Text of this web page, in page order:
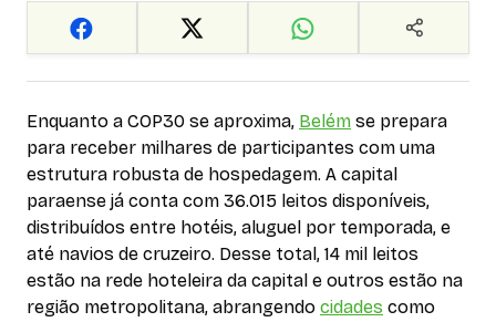
Enquanto a COP30 se aproxima, Belém se prepara
para receber milhares de participantes com uma
estrutura robusta de hospedagem. A capital
paraense já conta com 36.015 leitos disponíveis,
distribuídos entre hotéis, aluguel por temporada, e
até navios de cruzeiro. Desse total, 14 mil leitos
estão na rede hoteleira da capital e outros estão na
região metropolitana, abrangendo cidades como